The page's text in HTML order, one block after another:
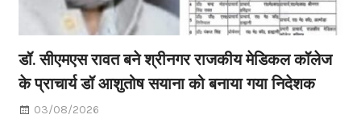
डॉ. सीएमएस रावत बने श्रीनगर राजकीय मेडिकल कॉलेज
के प्राचार्य डॉ आशुतोष सयाना को बनाया गया निदेशक
03/08/2026